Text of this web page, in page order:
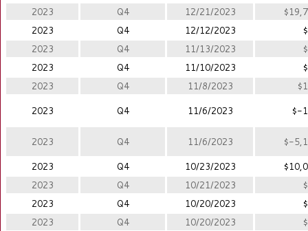
2023
Q4 12/21/2023
2023
Q4 12/12/2023
2023
Q4 11/13/2023
2023
Q4 11/10/2023
2023
Q4 11/8/2023
2023
Q4 11/6/2023 $-
2023 Q4 11/6/2023
$-
2023
Q4 10/23/2023
2023
Q4 10/21/2023
2023
Q4 10/20/2023
2023
Q4 10/20/2023